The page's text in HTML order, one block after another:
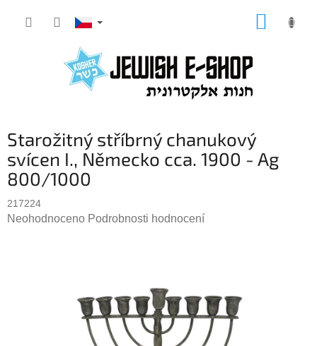
Starožitný stříbrný chanukový
svícen I., Německo cca. 1900 - Ag
800/1000
217224
Průměrné
Neohodnoceno Podrobnosti hodnocení